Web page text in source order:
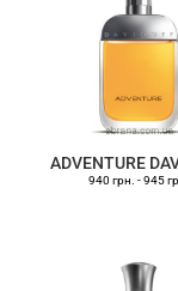
ADVENTURE
940 грн. -945